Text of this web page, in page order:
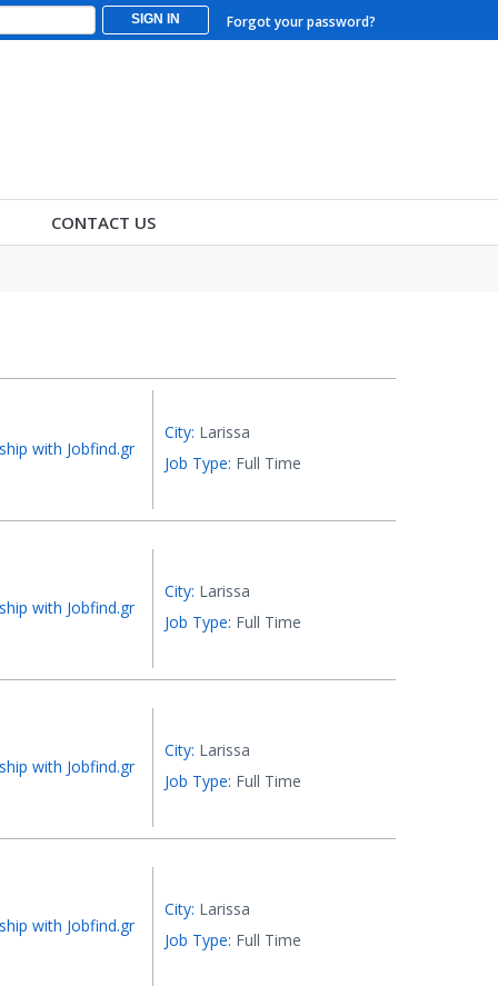
Forgot your password?
SIGN IN
CONTACT US
with Jobfind.gr
City: Larissa
Job Type: Full Time
with Jobfind.gr
City: Larissa
Job Type: Full Time
with Jobfind.gr
City: Larissa
Job Type: Full Time
with Jobfind.gr
City: Larissa
Job Type: Full Time